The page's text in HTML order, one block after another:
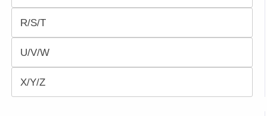
R/S/T
U/V/W
X/Y/Z